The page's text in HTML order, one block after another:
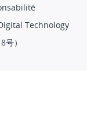
Technology
号）